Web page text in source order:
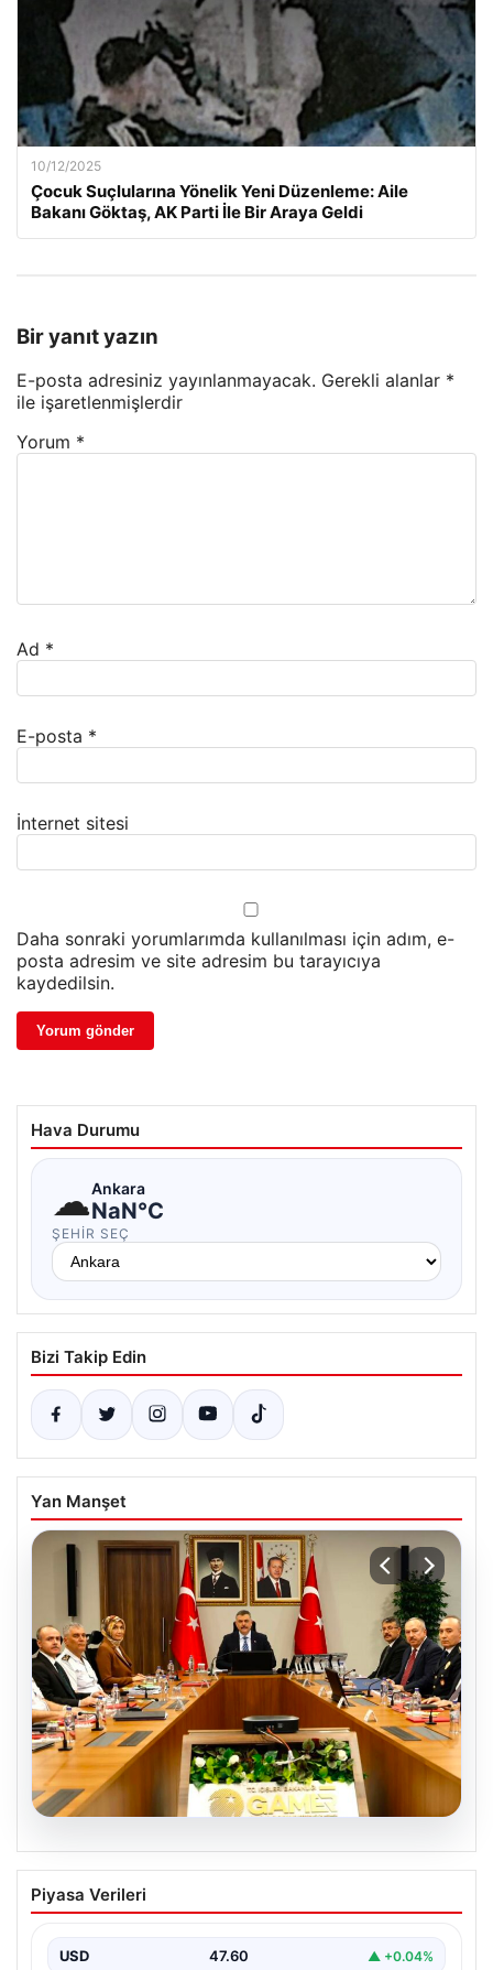
10/12/2025
Çocuk Suçlularına Yönelik Yeni Düzenleme: Aile
Bakanı Göktaş, AK Parti İle Bir Araya Geldi
Bir yanıt yazın
E-posta adresiniz yayınlanmayacak. Gerekli alanlar *
ile işaretlenmişlerdir
Yorum *
Ad *
E-posta *
İnternet sitesi
Daha sonraki yorumlarımda kullanılması için adım, e-
posta adresim ve site adresim bu tarayıcıya
kaydedilsin.
Hava Durumu
☁Ankara
NaN°C
ŞEHIR SEÇ
Bizi Takip Edin
Yan Manşet
05.08.2026
Organize suçla mücadele toplantısı.
İçişleri Bakanı Çiftçi: Hiçbir suç
Piyasa Verileri
USD 47.60 ▲ +0.04%